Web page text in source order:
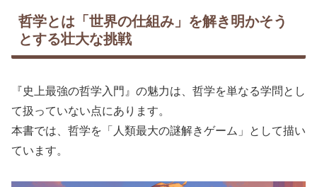
哲学とは「世界の仕組み」を解き明かそう
とする壮大な挑戦
『史上最強の哲学入門』の魅力は、哲学を単なる学問とし
て扱っていない点にあります。
本書では、哲学を「人類最大の謎解きゲーム」として描い
ています。